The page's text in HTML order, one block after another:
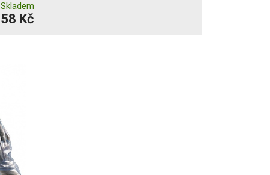
Skladem
58 Kč